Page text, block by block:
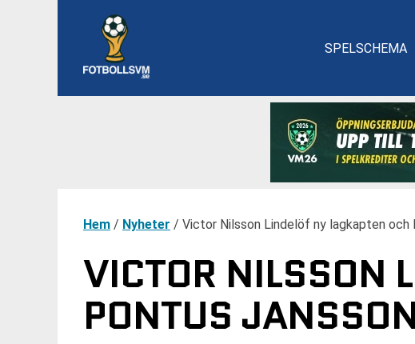
SPELSCHEMA
Hem / Nyheter / Victor Nilsson Lindelöf ny lagkapten
VICTOR NILSSON
PONTUS